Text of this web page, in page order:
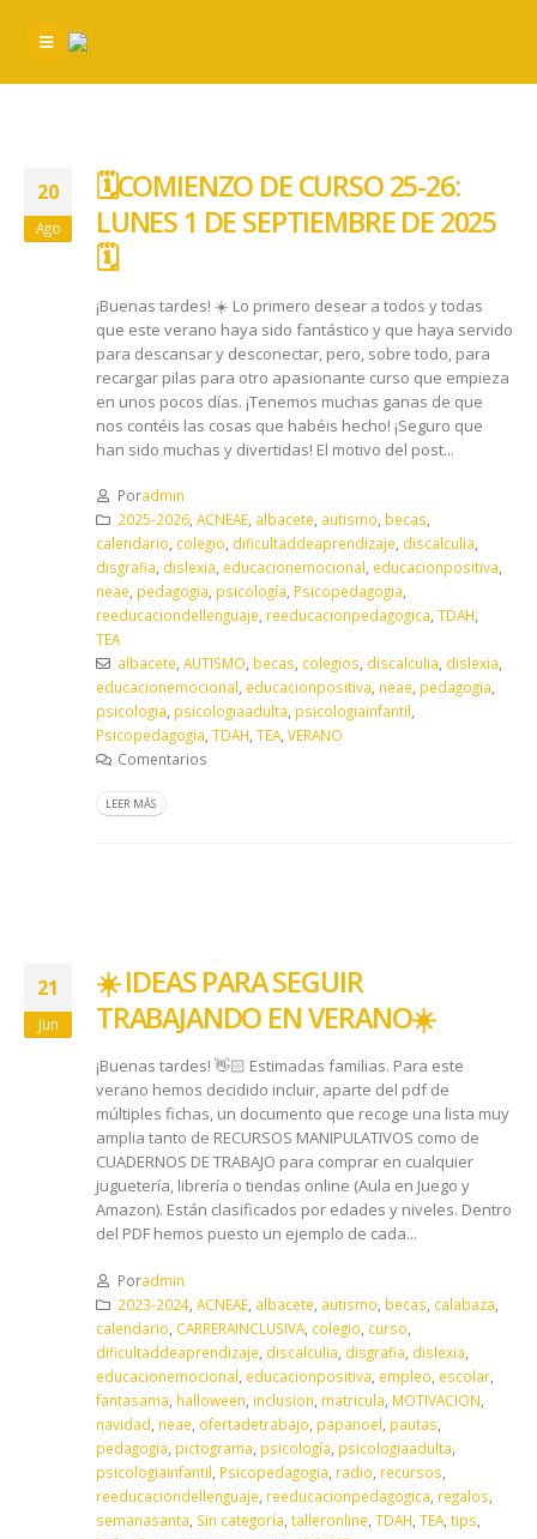
20
Ago
🗓️​COMIENZO DE CURSO 25-26:
LUNES 1 DE SEPTIEMBRE DE 2025
🗓️​
¡Buenas tardes! ☀️ Lo primero desear a todos y todas
que este verano haya sido fantástico y que haya servido
para descansar y desconectar, pero, sobre todo, para
recargar pilas para otro apasionante curso que empieza
en unos pocos días. ¡Tenemos muchas ganas de que
nos contéis las cosas que habéis hecho! ¡Seguro que
han sido muchas y divertidas! El motivo del post...
Poradmin
2025-2026, ACNEAE, albacete, autismo, becas,
calendario, colegio, dificultaddeaprendizaje, discalculia,
disgrafia, dislexia, educacionemocional, educacionpositiva,
neae, pedagogia, psicología, Psicopedagogia,
reeducaciondellenguaje, reeducacionpedagogica, TDAH,
TEA
albacete, AUTISMO, becas, colegios, discalculia, dislexia,
educacionemocional, educacionpositiva, neae, pedagogia,
psicologia, psicologiaadulta, psicologiainfantil,
Psicopedagogia, TDAH, TEA, VERANO
Comentarios
LEER MÁS
21
Jun
☀️​ IDEAS PARA SEGUIR
TRABAJANDO EN VERANO ☀️​
¡Buenas tardes! 👋🏻 Estimadas familias. Para este
verano hemos decidido incluir, aparte del pdf de
múltiples fichas, un documento que recoge una lista muy
amplia tanto de RECURSOS MANIPULATIVOS como de
CUADERNOS DE TRABAJO para comprar en cualquier
juguetería, librería o tiendas online (Aula en Juego y
Amazon). Están clasificados por edades y niveles. Dentro
del PDF hemos puesto un ejemplo de cada...
Poradmin
2023-2024, ACNEAE, albacete autismo becas calabaza
calendario CARRERAINCLUSIVA colegio curso
dificultaddeaprendizaje discalculia disgrafia dislexia
educacionemocional educacionpositiva empleo escolar
fantasama halloween inclusion matricula MOTIVACION
navidad neae ofertadetrabajo papanoel pautas
pedagogia pictograma psicología psicologiaadulta
psicologiainfantil Psicopedagogia radio recursos
reeducaciondellenguaje reeducacionpedagogica regalos
semanasanta Sin categoría talleronline TDAH TEA tips